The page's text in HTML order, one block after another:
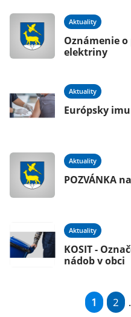
Aktuality
Oznámenie
elektriny
Aktuality
Európsky
Aktuality
POZVÁNKA
Aktuality
KOSIT -
nádob v obci
1 2